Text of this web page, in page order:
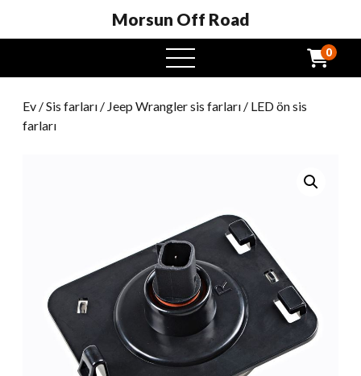
Morsun Off Road
Açık
Menü
0
Ev /Sis farları / Jeep Wrangler sis farları / LED ön sis
farları